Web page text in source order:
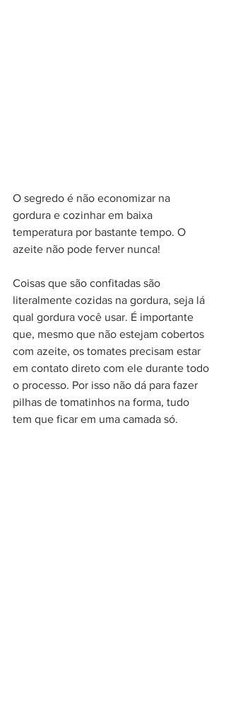
O segredo é não economizar na
gordura e cozinhar em baixa
temperatura por bastante tempo. O
azeite não pode ferver nunca!
Coisas que são confitadas são
literalmente cozidas na gordura, seja lá
qual gordura você usar. É importante
que, mesmo que não estejam cobertos
com azeite, os tomates precisam estar
em contato direto com ele durante todo
o processo. Por isso não dá para fazer
pilhas de tomatinhos na forma, tudo
tem que ficar em uma camada só.